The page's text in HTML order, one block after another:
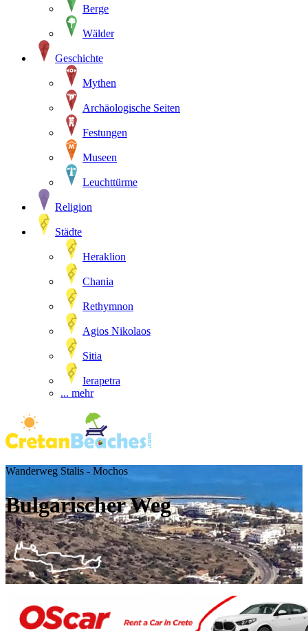
Berge
Wälder
Geschichte
Mythen
Archäologische Seiten
Festungen
Museen
Leuchttürme
Religion
Städte
Heraklion
Chania
Rethymnon
Agios Nikolaos
Sitia
Ierapetra
... mehr
Wanderweg Stalis - Mochos
Bulgarischer Weg